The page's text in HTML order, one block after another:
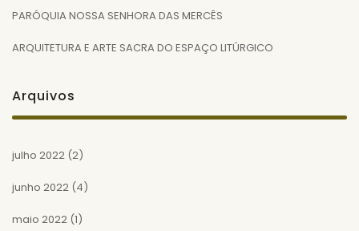
PARÓQUIA NOSSA SENHORA DAS MERCÊS
ARQUITETURA E ARTE SACRA DO ESPAÇO LITÚRGICO
Arquivos
julho 2022 (2)
junho 2022 (4)
maio 2022 (1)